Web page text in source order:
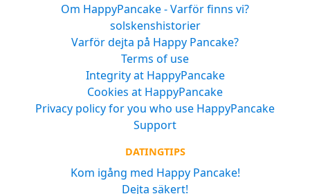
Om HappyPancake - Varför finns vi?
solskenshistorier
Varför dejta på Happy Pancake?
Terms of use
Integrity at HappyPancake
Cookies at HappyPancake
Privacy policy for you who use HappyPancake
Support
DATINGTIPS
Kom igång med Happy Pancake!
Dejta säkert!